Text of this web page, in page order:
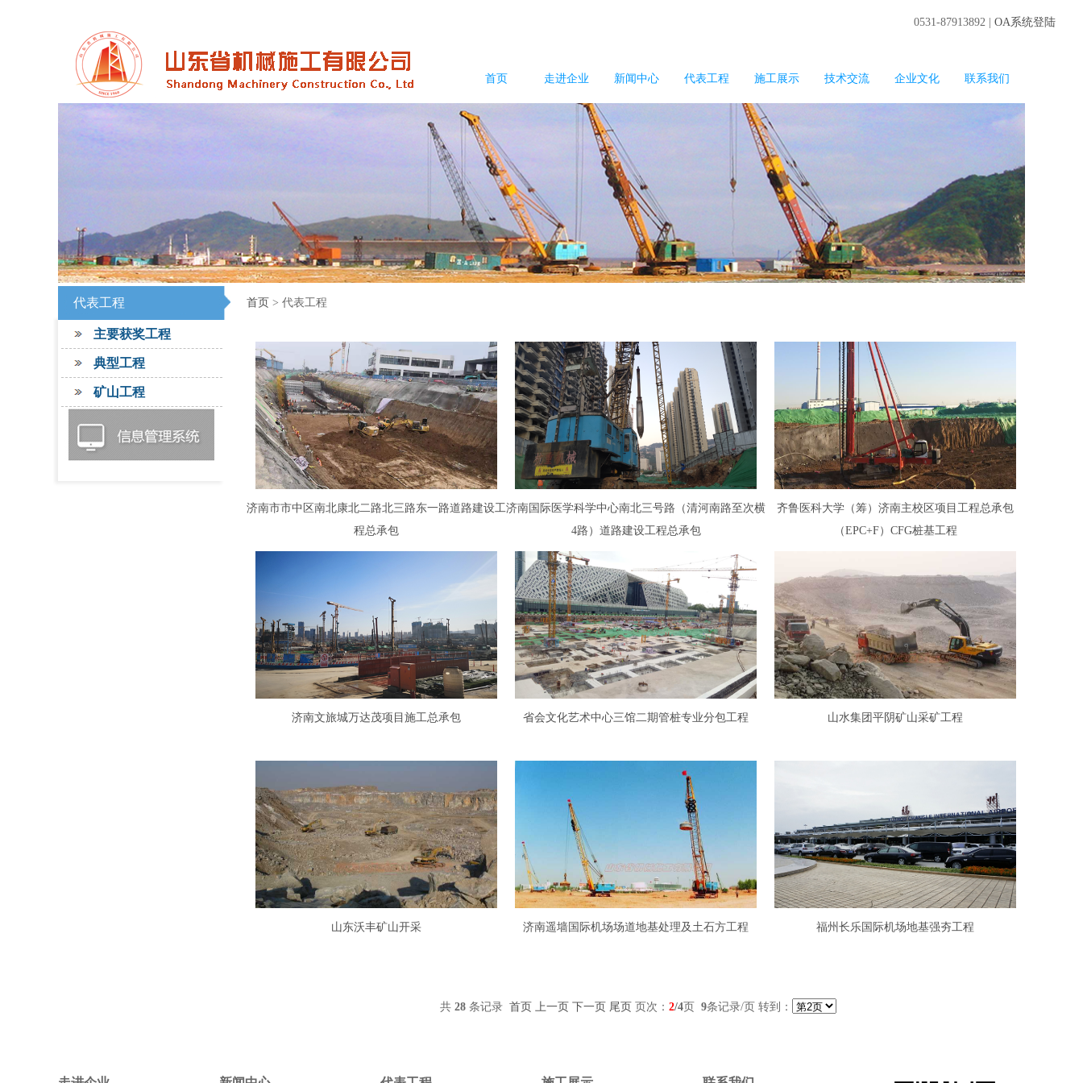
0531-87913892 |OA系统登陆
首页 走进企业 新闻中心 代表工程 施工展示 技术交流 企业文化 联系我们
代表工程
主要获奖工程
典型工程
矿山工程
首页 > 代表工程
济南市市中区南北康北二路北三路东一路道路建设工
程总承包
济南国际医学科学中心南北三号路（清河南路至次横
4路）道路建设工程总承包
齐鲁医科大学（筹）济南主校区项目工程总承包
（EPC+F）CFG桩基工程
济南文旅城万达茂项目施工总承包 省会文化艺术中心三馆二期管桩专业分包工程 山水集团平阴矿山采矿工程
山东沃丰矿山开采 济南遥墙国际机场场道地基处理及土石方工程 福州长乐国际机场地基强夯工程
共 28 条记录 首页 上一页 下一页 尾页 页次： 2/4页 9条记录/页 转到：